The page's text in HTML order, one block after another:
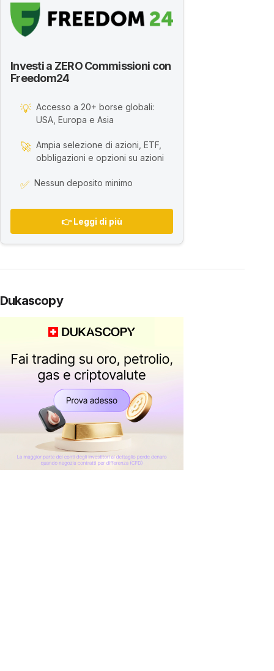
Investi a ZERO Commissioni con
Freedom24
💡 Accesso a 20+ borse globali:
USA, Europa e Asia
🚀 Ampia selezione di azioni, ETF,
obbligazioni e opzioni su azioni
✅ Nessun deposito minimo
👉 Leggi di più
Dukascopy